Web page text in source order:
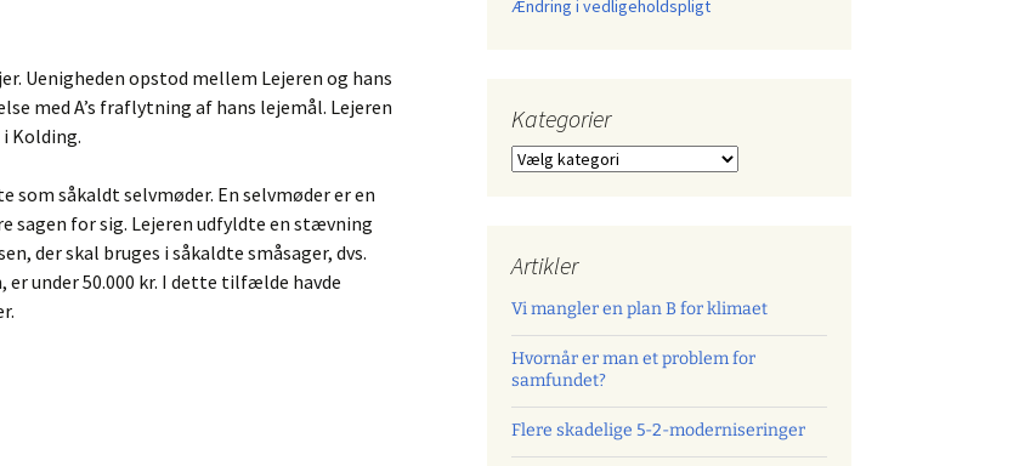
Uenigheden opstod mellem Lejeren og hans
med A’s fraflytning af hans lejemål. Lejeren
Kolding.
såkaldt selvmøder. En selvmøder er en
sagen for sig. Lejeren udfyldte en stævning
der skal bruges i såkaldte småsager, dvs.
er under 50.000 kr. I dette tilfælde havde
Ændring i vedligeholdspligt
Kategorier
Kategorier
Artikler
Vi mangler en plan B for klimaet
Hvornår er man et problem for
samfundet?
Flere skadelige 5-2-moderniseringer